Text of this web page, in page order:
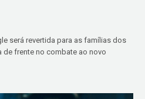
será revertida para as famílias dos
frente no combate ao novo